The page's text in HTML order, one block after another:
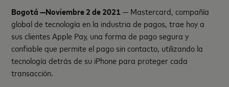
Bogotá —Noviembre 2 de 2021 — Mastercard, compañía
global de tecnología en la industria de pagos, trae hoy a
sus clientes Apple Pay, una forma de pago segura y
confiable que permite el pago sin contacto, utilizando la
tecnología detrás de su iPhone para proteger cada
transacción.